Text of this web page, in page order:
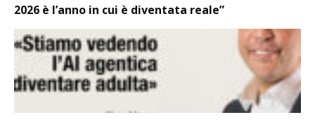
2026 è l’anno in cui è diventata reale”